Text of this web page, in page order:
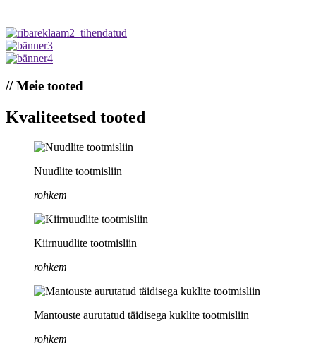
// Meie tooted
Kvaliteetsed tooted
Nuudlite tootmisliin
rohkem
Kiirnuudlite tootmisliin
rohkem
Mantouste aurutatud täidisega kuklite tootmisliin
rohkem